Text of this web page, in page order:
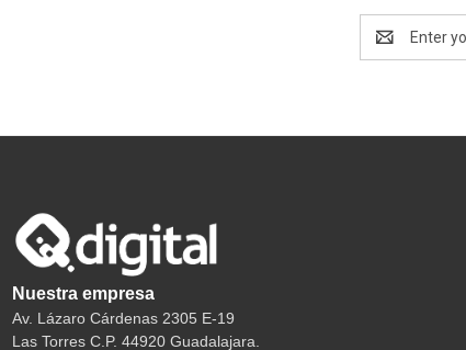
Address
Nuestra empresa
Av. Lázaro Cárdenas 2305 E-19
Las Torres C.P. 44920 Guadalajara.